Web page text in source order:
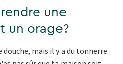
une
un orage?
mais il y a du tonnerre